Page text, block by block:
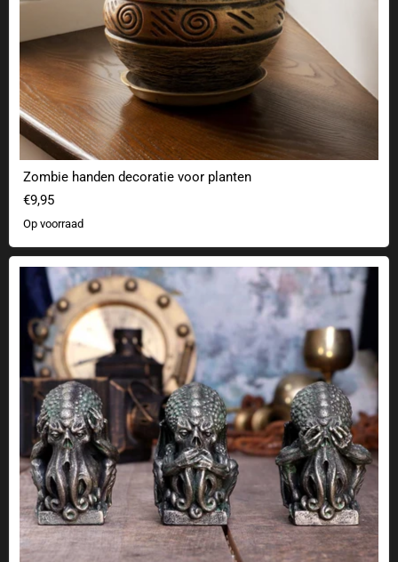
Zombie handen decoratie voor planten
€9,95
Op voorraad
"Drie Cthulhus" - Figuurenset